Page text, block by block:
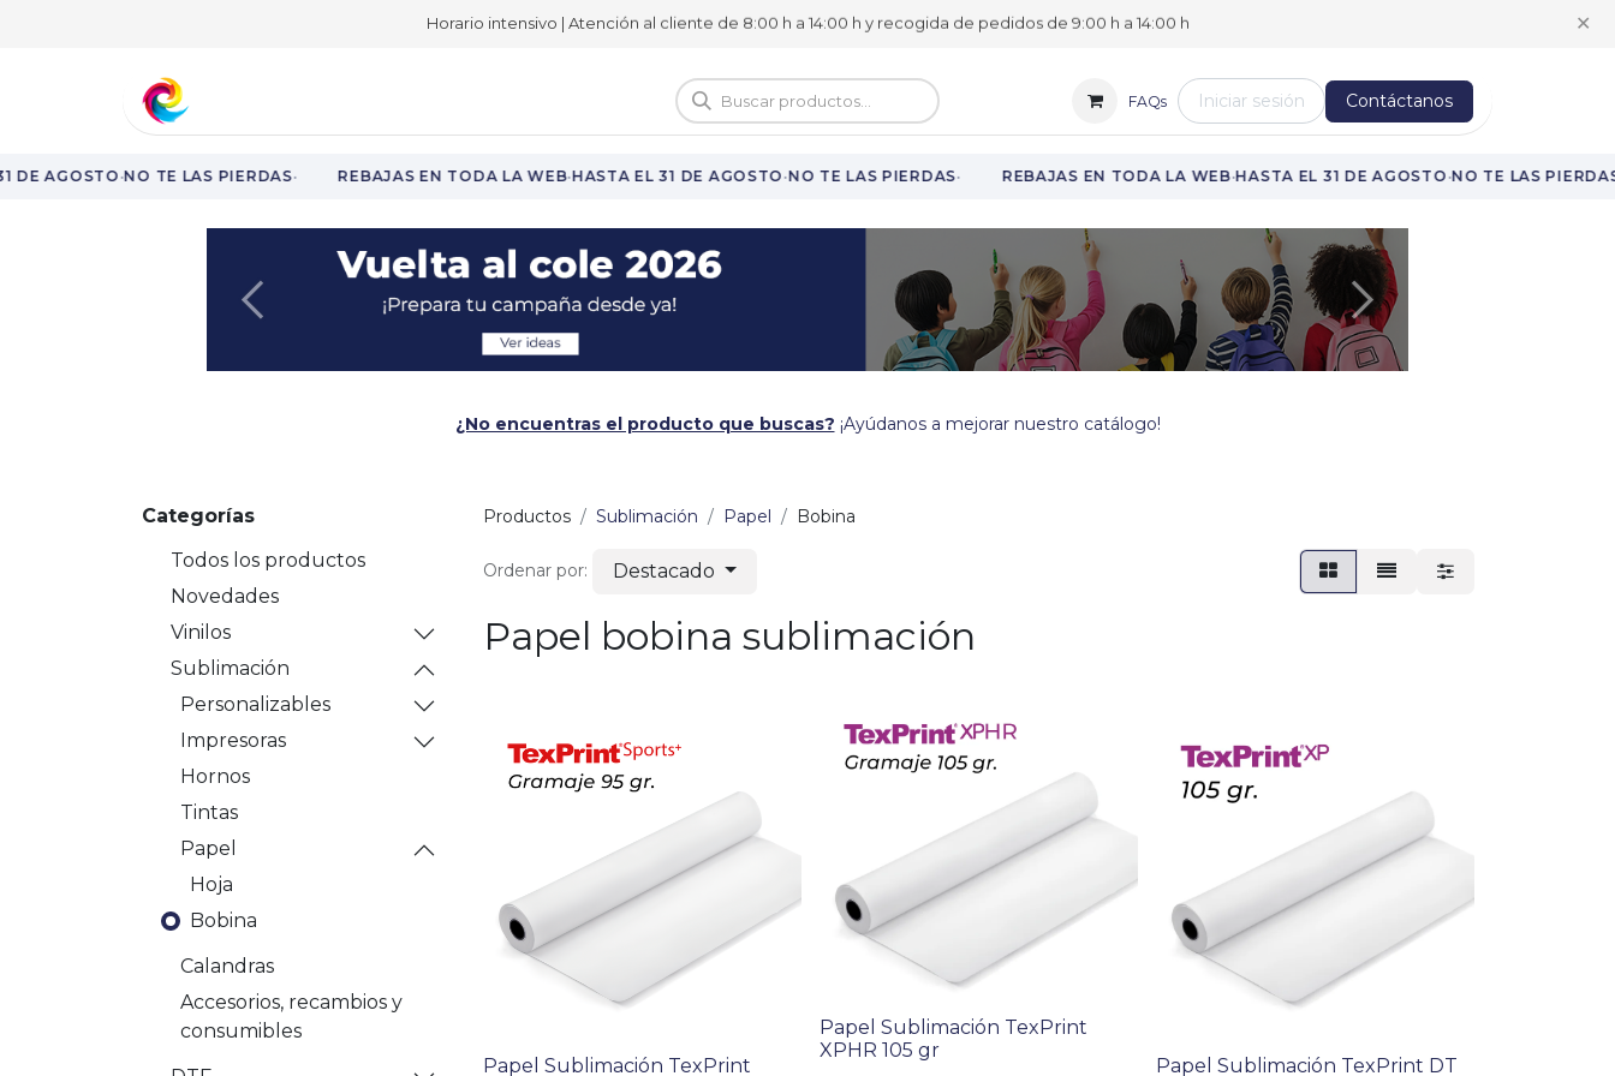
Horario intensivo | Atención al cliente de 8:00 h a 14:00 h y recogida de pedidos de 9:00 h a 14:00 h ✕
Vuelta al cole FAQs Iniciar sesión Contáctanos
Rebajas en toda la web hasta el 31 de agosto.
AGOSTO·NO TE LAS PIERDAS· REBAJAS EN TODA LA WEB·HASTA EL 31 DE AGOSTO·NO TE LAS PIERDAS· REBAJAS EN TODA LA WEB·HASTA EL 31 DE AGOSTO·NO TE LAS PIERDAS·
Anterior Siguiente
¿No encuentras el producto que buscas? ¡Ayúdanos a mejorar nuestro catálogo!
Categorías
Todos los productos
Novedades
Vinilos
Sublimación
Personalizables
Impresoras
Hornos
Tintas
Papel
Hoja
Bobina
Calandras
Accesorios, recambios y
consumibles
Productos Sublimación Papel Bobina
Ordenar por: Destacado
Papel bobina sublimación
Papel Sublimación TexPrint
Papel Sublimación TexPrint
XPHR 105 gr
Papel Sublimación TexPrint DT